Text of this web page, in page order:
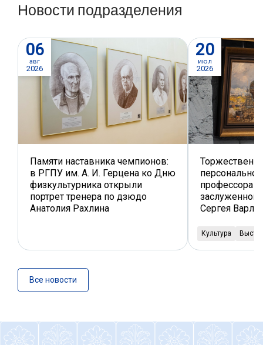
Новости подразделения
06
авг
2026
Памяти наставника чемпионов:
в РГПУ им. А. И. Герцена ко Дню
физкультурника открыли
портрет тренера по дзюдо
Анатолия Рахлина
20
июл
2026
профессора
Сергея
Культура
Все новости